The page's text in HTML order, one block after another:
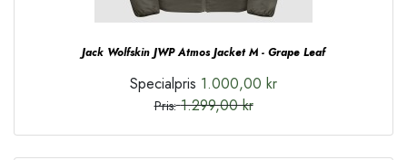
Jack Wolfskin JWP Atmos Jacket M - Grape Leaf
Specialpris 1.000,00 kr
Pris: 1.299,00 kr